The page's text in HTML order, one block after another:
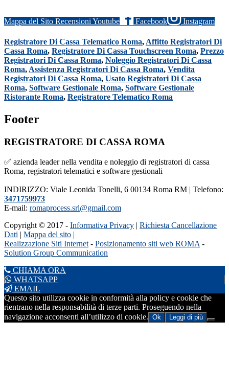
Mappa del Sito Recensioni Youtube Facebook Instagram
Registratore Di Cassa Telematico Roma, Affitto Registratori Di
Cassa Roma, Registratore Di Cassa Touchscreen Roma, Prezzo
Registratori Di Cassa Roma, Noleggio Registratori Di Cassa
Roma, Assistenza Registratori Di Cassa Roma, Vendita
Registratori Di Cassa Roma, Usato Registratori Di Cassa
Roma, Software Gestionale Roma, Software Gestionale
Ristorante Roma, Registratore Telematico Roma
Footer
REGISTRATORE DI CASSA ROMA
✅ azienda leader nella vendita e noleggio di registratori di cassa
Roma, registratori telematici e software gestionali
INDIRIZZO: Viale Leonida Tonelli, 6 00134 Roma RM | Telefono:
3471759973
E-mail: romaprocess.srl@gmail.com
Copyright © 2017 - Informativa Privacy | Richiesta Cancellazione
Dati | Mappa del sito |
Realizzazione Siti Internet - Posizionamento siti web ROMA -
Solution Group Communication
CHIAMA ORA
WHATSAPP
EMAIL
Questo sito utilizza cookie in conformità alla policy e cookie che
rientrano nella responsabilità di terze parti. Proseguendo nella
navigazione acconsenti all’utilizzo di cookie. Ok Leggi di più